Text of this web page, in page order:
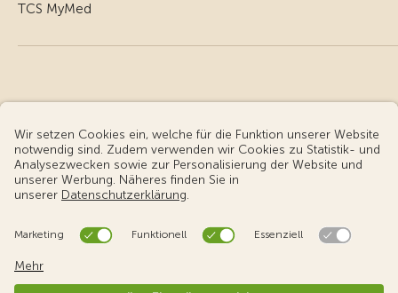
TCS MyMed
© Touring Club Schweiz
Benutzungsbedingungen - rechtliche Informationen
Cookie-Einstellungen